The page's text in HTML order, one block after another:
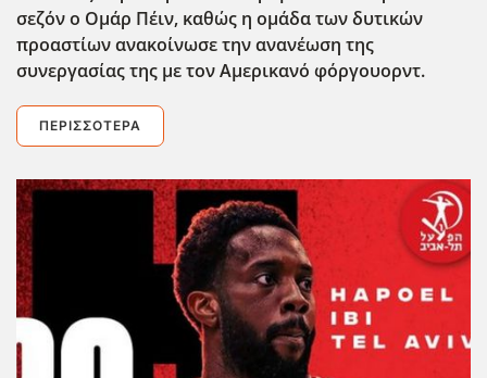
σεζόν ο Ομάρ Πέιν, καθώς η ομάδα των δυτικών
προαστίων ανακοίνωσε την ανανέωση της
συνεργασίας της με τον Αμερικανό φόργουορντ.
ΠΕΡΙΣΣΌΤΕΡΑ